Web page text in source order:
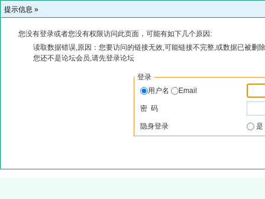
提示信息 »
您没有登录或者您没有权限访问此页面，可能有如下几个原因:
读取数据错误,原因：您要访问的链接无效,可能链接不完整,或数据已被删
您还不是论坛会员,请先登录论坛
登录
用户名
Email
密 码
隐身登录